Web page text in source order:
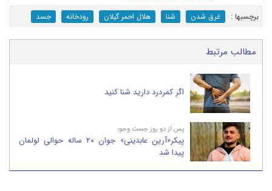
برچسب‎ها : غرق شدن شنا هلال احمر گیلان رودخانه جسد
مطالب مرتبط
اگر کمردرد دارید شنا کنید
پس از دو روز جست وجو؛
پیکر«آرین عابدینی» جوان ۲۰ ساله حوالی لولمان
پیدا شد